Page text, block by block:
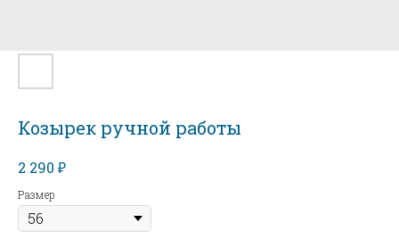
Козырек ручной работы
2 290 ₽
Размер